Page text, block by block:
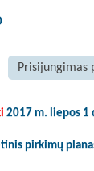
Prisijungimas
2017 m. liepos 1
pirkimų